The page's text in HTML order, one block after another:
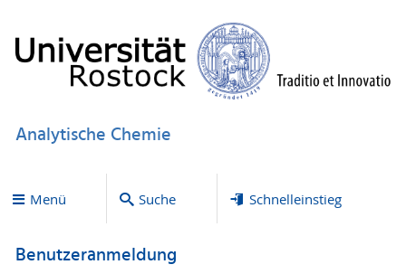
Analytische Chemie
Menü Suche Schnelleinstieg
Benutzeranmeldung